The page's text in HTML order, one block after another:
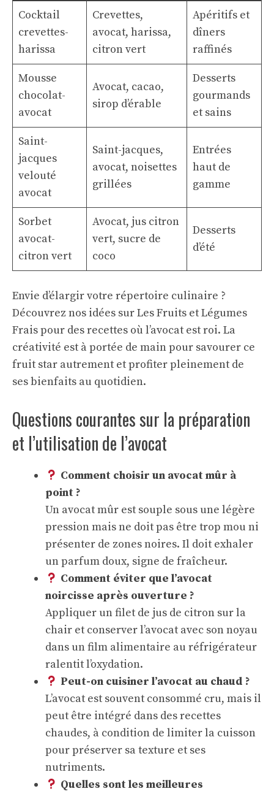
Cocktail
crevettes-
harissa
Crevettes,
avocat, harissa,
citron vert
Apéritifs et
dîners
raffinés
Mousse
chocolat-
avocat
Avocat, cacao,
sirop d’érable
Desserts
gourmands
et sains
Saint-
jacques
velouté
avocat
Saint-jacques,
avocat, noisettes
grillées
Entrées
haut de
gamme
Sorbet
avocat-
citron vert
Avocat, jus citron
vert, sucre de
coco
Desserts
d’été
Envie d’élargir votre répertoire culinaire ?
Découvrez nos idées surLes Fruits et Légumes
Fraispour des recettes où l’avocat est roi. La
créativité est à portée de main pour savourer ce
fruit star autrement et profiter pleinement de
ses bienfaits au quotidien.
Questions courantes sur la préparation
et l’utilisation de l’avocat
Comment choisir un avocat mûr à
point ?
Un avocat mûr est souple sous une légère
pression mais ne doit pas être trop mou ni
présenter de zones noires. Il doit exhaler
un parfum doux, signe de fraîcheur.
Comment éviter que l’avocat
noircisse après ouverture ?
Appliquer un filet de jus de citron sur la
chair et conserver l’avocat avec son noyau
dans un film alimentaire au réfrigérateur
ralentit l’oxydation.
Peut-on cuisiner l’avocat au chaud ?
L’avocat est souvent consommé cru, mais il
peut être intégré dans des recettes
chaudes, à condition de limiter la cuisson
pour préserver sa texture et ses
nutriments.
Quelles sont les meilleures